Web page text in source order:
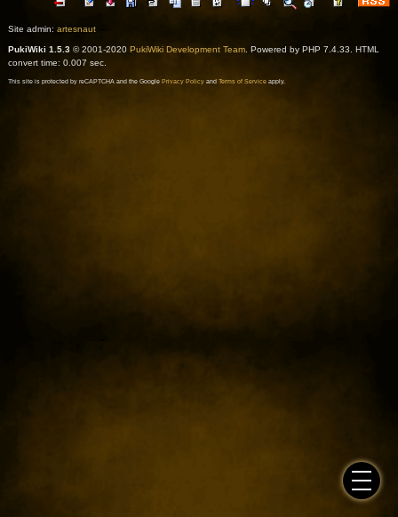
Site admin: artesnaut
PukiWiki 1.5.3© 2001-2020 PukiWiki Development Team. Powered by PHP 7.4.33. HTML
convert time: 0.007 sec.
This site is protected by reCAPTCHA and the Google Privacy Policyand Terms of Serviceapply.